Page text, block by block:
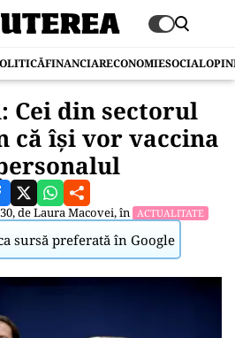
FINANCIARECONOMIESOCIAL
Cei din sectorul
că își vor vaccina
deLaura Macovei, în ACTUALITATE
sursă preferată în Google